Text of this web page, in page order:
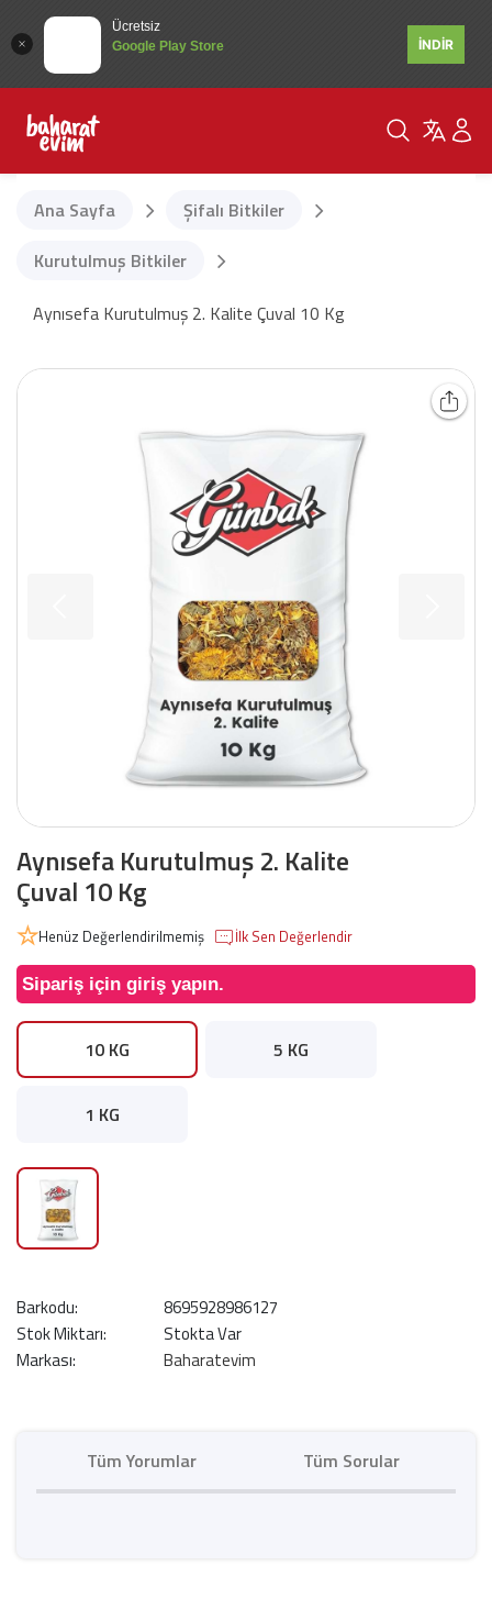
Ücretsiz
Google Play Store
İNDİR
Ana Sayfa
Şifalı Bitkiler
Kurutulmuş Bitkiler
Aynısefa Kurutulmuş 2. Kalite Çuval 10 Kg
Aynısefa Kurutulmuş 2. Kalite
Çuval 10 Kg
Henüz Değerlendirilmemiş İlk Sen Değerlendir
Sipariş için giriş yapın.
10 KG 5 KG
1 KG
Barkodu:
8695928986127
Stok Miktarı:
Stokta Var
Markası:
Baharatevim
Tüm Yorumlar Tüm Sorular